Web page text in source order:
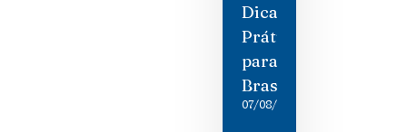
Dicas
Práticas
para
Brasileiros
07/08/2026